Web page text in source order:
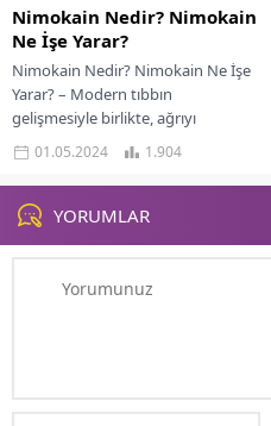
Nimokain Nedir? Nimokain
Ne İşe Yarar?
Nimokain Nedir? Nimokain Ne İşe
Yarar? – Modern tıbbın
gelişmesiyle birlikte, ağrıyı
hafifletmek ve tedavi etmek için
çeşitli yöntemler ve...
01.05.2024 1.904
YORUMLAR